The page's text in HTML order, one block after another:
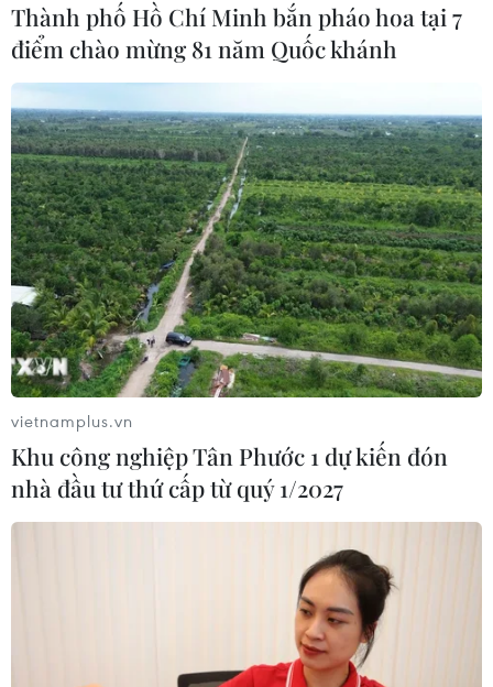
TIN CÙNG CHUYÊN MỤC
Hy Lạp nỗ lực dập tắt đám cháy rừng
mới gần Athens
10/08/2026 12:14
Philippines hỗ trợ các cộng đồng bị
Thành phố Hồ Chí Minh bắn pháo hoa tại 7
điểm chào mừng 81 năm Quốc khánh
vietnamplus.vn
Khu công nghiệp Tân Phước 1 dự kiến đón
nhà đầu tư thứ cấp từ quý 1/2027